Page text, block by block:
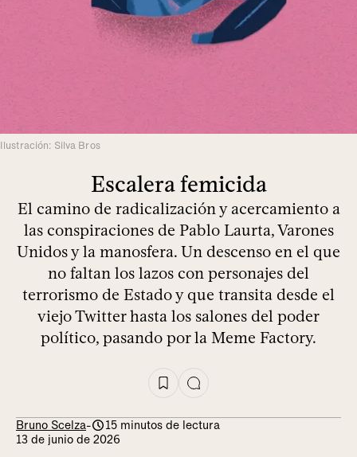
Ilustración: Silva Bros
Escalera femicida
El camino de radicalización y acercamiento a
las conspiraciones de Pablo Laurta, Varones
Unidos y la manosfera. Un descenso en el que
no faltan los lazos con personajes del
terrorismo de Estado y que transita desde el
viejo Twitter hasta los salones del poder
político, pasando por la Meme Factory.
Bruno Scelza-
15 minutos de lectura
13 de junio de 2026